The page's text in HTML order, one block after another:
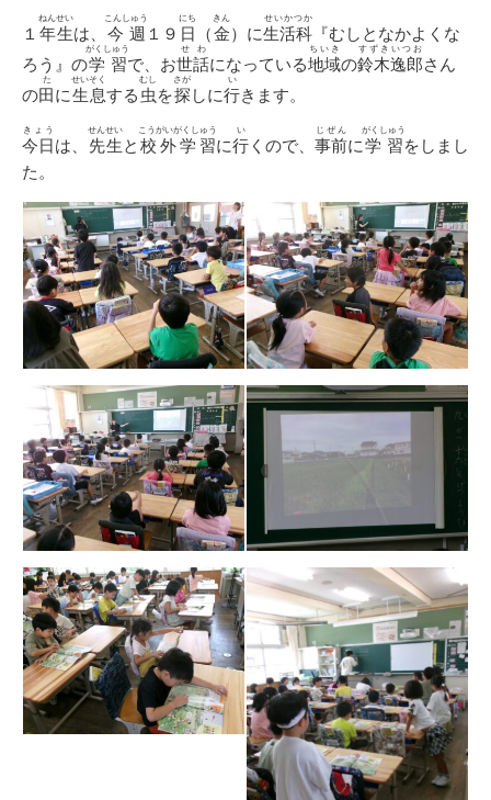
１ 年生
ねんせい
は、 今週
こんしゅう
１９ 日
にち
（金
きん
）に生活科
せいかつか
『むしとなかよくな
ろう』の学習
がくしゅう
で、お世話
せわ
になっている地域
ちいき
の鈴木逸郎
すずきいつお
さん
の田
た
に生息
せいそく
する 虫
むし
を探
さが
しに行
い
きます。
今日
きょう
は、 先生
せんせい
と 校外学習
こうがいがくしゅう
に行
い
くので、 事前
じぜん
に学習
がくしゅう
をしまし
た。